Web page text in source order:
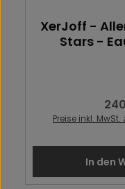
XerJoff -
Stars -
Preise inkl.
In den